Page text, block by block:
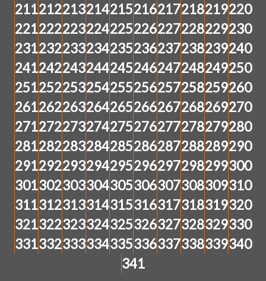
211212213214215216217218219220
221222223224225226227228229230
231232233234235236237238239240
241242243244245246247248249250
251252253254255256257258259260
261262263264265266267268269270
271272273274275276277278279280
281282283284285286287288289290
291292293294295296297298299300
301302303304305306307308309310
311312313314315316317318319320
321322323324325326327328329330
331332333334335336337338339340
341